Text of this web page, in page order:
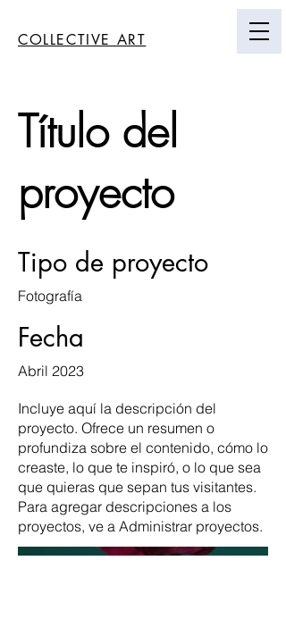
COLLECTIVE ART
Título del
proyecto
Tipo de proyecto
Fotografía
Fecha
Abril 2023
Incluye aquí la descripción del
proyecto. Ofrece un resumen o
profundiza sobre el contenido, cómo lo
creaste, lo que te inspiró, o lo que sea
que quieras que sepan tus visitantes.
Para agregar descripciones a los
proyectos, ve a Administrar proyectos.